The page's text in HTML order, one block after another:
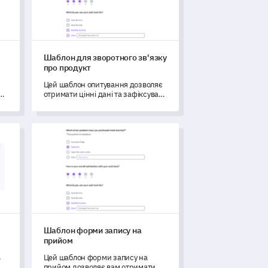
Шаблон для зворотного зв'язку
про продукт
Цей шаблон опитування дозволяє
отримати цінні дані та зафіксувати
користувачів та їх задоволення.
Шаблон форми запису на прийом
Шаблон форми запису на
прийом
Цей шаблон форми запису на